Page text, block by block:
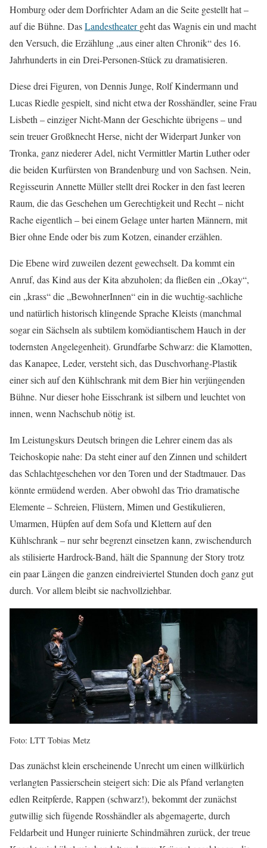
Homburg oder dem Dorfrichter Adam an die Seite gestellt hat –
auf die Bühne. DasLandestheatergeht das Wagnis ein und macht
den Versuch, die Erzählung „aus einer alten Chronik“ des 16.
Jahrhunderts in ein Drei-Personen-Stück zu dramatisieren.
Diese drei Figuren, von Dennis Junge, Rolf Kindermann und
Lucas Riedle gespielt, sind nicht etwa der Rosshändler, seine Frau
Lisbeth – einziger Nicht-Mann der Geschichte übrigens – und
sein treuer Großknecht Herse, nicht der Widerpart Junker von
Tronka, ganz niederer Adel, nicht Vermittler Martin Luther oder
die beiden Kurfürsten von Brandenburg und von Sachsen. Nein,
Regisseurin Annette Müller stellt drei Rocker in den fast leeren
Raum, die das Geschehen um Gerechtigkeit und Recht – nicht
Rache eigentlich – bei einem Gelage unter harten Männern, mit
Bier ohne Ende oder bis zum Kotzen, einander erzählen.
Die Ebene wird zuweilen dezent gewechselt. Da kommt ein
Anruf, das Kind aus der Kita abzuholen; da fließen ein „Okay“,
ein „krass“ die „BewohnerInnen“ ein in die wuchtig-sachliche
und natürlich historisch klingende Sprache Kleists (manchmal
sogar ein Sächseln als subtilem komödiantischem Hauch in der
todernsten Angelegenheit). Grundfarbe Schwarz: die Klamotten,
das Kanapee, Leder, versteht sich, das Duschvorhang-Plastik
einer sich auf den Kühlschrank mit dem Bier hin verjüngenden
Bühne. Nur dieser hohe Eisschrank ist silbern und leuchtet von
innen, wenn Nachschub nötig ist.
Im Leistungskurs Deutsch bringen die Lehrer einem das als
Teichoskopie nahe: Da steht einer auf den Zinnen und schildert
das Schlachtgeschehen vor den Toren und der Stadtmauer. Das
könnte ermüdend werden. Aber obwohl das Trio dramatische
Elemente – Schreien, Flüstern, Mimen und Gestikulieren,
Umarmen, Hüpfen auf dem Sofa und Klettern auf den
Kühlschrank – nur sehr begrenzt einsetzen kann, zwischendurch
als stilisierte Hardrock-Band, hält die Spannung der Story trotz
ein paar Längen die ganzen eindreiviertel Stunden doch ganz gut
durch. Vor allem bleibt sie nachvollziehbar.
Foto: LTT Tobias Metz
Das zunächst klein erscheinende Unrecht um einen willkürlich
verlangten Passierschein steigert sich: Die als Pfand verlangten
edlen Reitpferde, Rappen (schwarz!), bekommt der zunächst
gutwillig sich fügende Rosshändler als abgemagerte, durch
Feldarbeit und Hunger ruinierte Schindmähren zurück, der treue